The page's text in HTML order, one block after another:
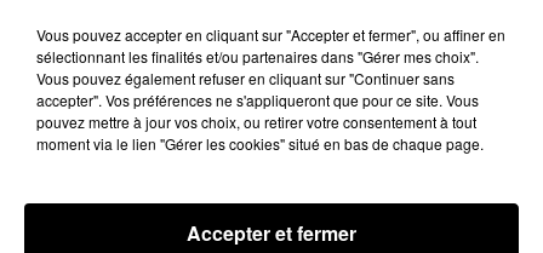
7 août 2026
Tayc et Didi B dévoilent le single le plus
dansant de l’année
6 août 2026
Franglish et Keblack dévoilent une
session live surprise
Vous pouvez accepter en cliquant sur "Accepter et fermer", ou affiner en
sélectionnant les finalités et/ou partenaires dans "Gérer mes choix".
Vous pouvez également refuser en cliquant sur "Continuer sans
accepter". Vos préférences ne s'appliqueront que pour ce site. Vous
pouvez mettre à jour vos choix, ou retirer votre consentement à tout
moment via le lien "Gérer les cookies" situé en bas de chaque page.
Accepter et fermer